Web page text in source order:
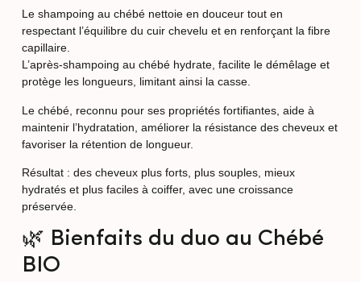
Le shampoing au chébé nettoie en douceur tout en
respectant l’équilibre du cuir chevelu et en renforçant la fibre
capillaire.
L’après-shampoing au chébé hydrate, facilite le démêlage et
protège les longueurs, limitant ainsi la casse.
Le chébé, reconnu pour ses propriétés fortifiantes, aide à
maintenir l’hydratation, améliorer la résistance des cheveux et
favoriser la rétention de longueur.
Résultat : des cheveux plus forts, plus souples, mieux
hydratés et plus faciles à coiffer, avec une croissance
préservée.
🌿 Bienfaits du duo au Chébé
BIO